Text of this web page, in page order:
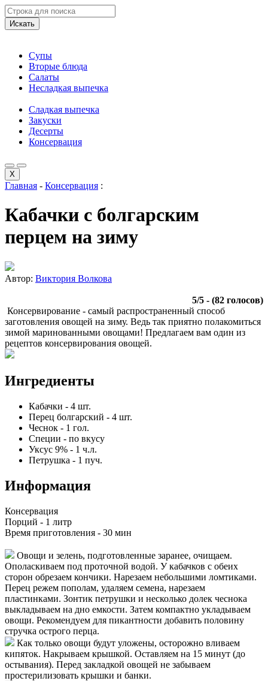
Искать
Супы
Вторые блюда
Салаты
Несладкая выпечка
Сладкая выпечка
Закуски
Десерты
Консервация
X
Главная - Консервация :
Кабачки с болгарским
перцем на зиму
Автор: Виктория Волкова
5/5 - (82 голосов)
Консервирование - самый распространенный способ
заготовления овощей на зиму. Ведь так приятно полакомиться
зимой маринованными овощами! Предлагаем вам один из
рецептов консервирования овощей.
Ингредиенты
Кабачки - 4 шт.
Перец болгарский - 4 шт.
Чеснок - 1 гол.
Специи - по вкусу
Уксус 9% - 1 ч.л.
Петрушка - 1 пуч.
Информация
Консервация
Порций - 1 литр
Время приготовления - 30 мин
Овощи и зелень, подготовленные заранее, очищаем.
Ополаскиваем под проточной водой. У кабачков с обеих
сторон обрезаем кончики. Нарезаем небольшими ломтиками.
Перец режем пополам, удаляем семена, нарезаем
пластинками. Зонтик петрушки и несколько долек чеснока
выкладываем на дно емкости. Затем компактно укладываем
овощи. Рекомендуем для пикантности добавить половину
стручка острого перца.
Как только овощи будут уложены, осторожно вливаем
кипяток. Накрываем крышкой. Оставляем на 15 минут (до
остывания). Перед закладкой овощей не забываем
простерилизовать крышки и банки.